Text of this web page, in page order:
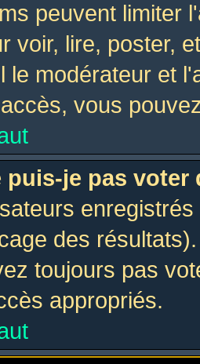
peuvent limiter
voir, lire, poster,
le modérateur et
vous
puis-je pas voter
des
toujours pas
appropriés.